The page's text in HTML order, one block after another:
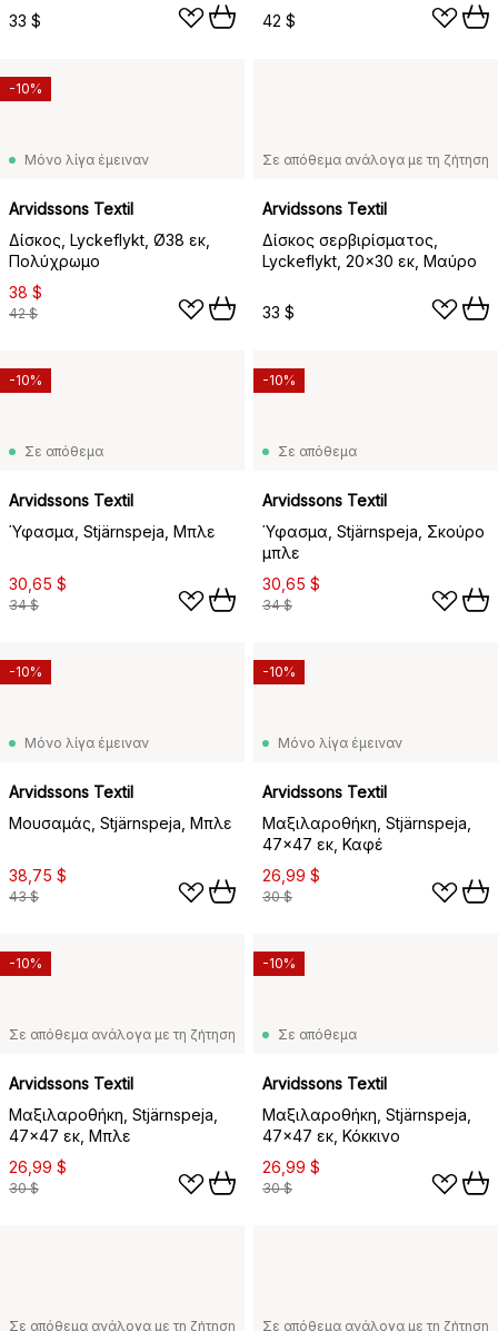
33 $
42 $
Μόνο λίγα έμειναν
Arvidssons Textil
Δίσκος, Lyckeflykt, Ø38 εκ,
Πολύχρωμο
38 $
42 $
-10%
Σε απόθεμα ανάλογα με τη ζήτηση
Arvidssons Textil
Δίσκος σερβιρίσματος,
Lyckeflykt, 20x30 εκ, Μαύρο
33 $
Σε απόθεμα
Arvidssons Textil
Ύφασμα, Stjärnspeja, Μπλε
30,65 $
34 $
-10%
Σε απόθεμα
Arvidssons Textil
Ύφασμα, Stjärnspeja, Σκούρο
μπλε
30,65 $
34 $
-10%
Μόνο λίγα έμειναν
Arvidssons Textil
Μουσαμάς, Stjärnspeja, Μπλε
38,75 $
43 $
-10%
Μόνο λίγα έμειναν
Arvidssons Textil
Μαξιλαροθήκη, Stjärnspeja,
47x47 εκ, Καφέ
26,99 $
30 $
-10%
Σε απόθεμα ανάλογα με τη ζήτηση
Arvidssons Textil
Μαξιλαροθήκη, Stjärnspeja,
47x47 εκ, Μπλε
26,99 $
30 $
-10%
Σε απόθεμα
Arvidssons Textil
Μαξιλαροθήκη, Stjärnspeja,
47x47 εκ, Κόκκινο
26,99 $
30 $
-10%
Σε απόθεμα ανάλογα με τη ζήτηση Σε απόθεμα ανάλογα με τη ζήτηση